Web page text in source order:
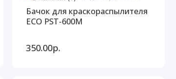
Бачок для краскораспылителя
ECO PST-600M
350.00р.